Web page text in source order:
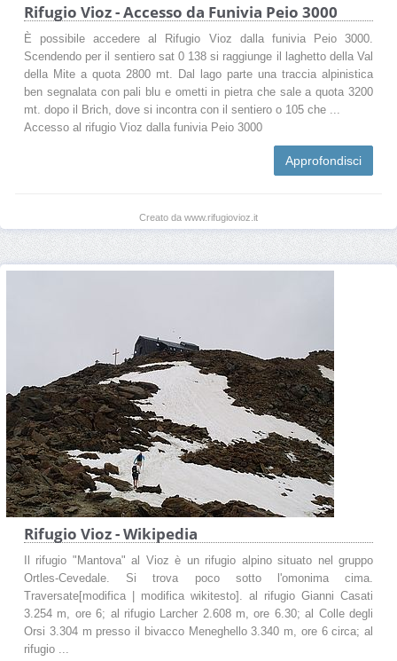
Rifugio Vioz - Accesso da Funivia Peio 3000
È possibile accedere al Rifugio Vioz dalla funivia Peio 3000.
Scendendo per il sentiero sat 0 138 si raggiunge il laghetto della Val
della Mite a quota 2800 mt. Dal lago parte una traccia alpinistica
ben segnalata con pali blu e ometti in pietra che sale a quota 3200
mt. dopo il Brich, dove si incontra con il sentiero o 105 che ...
Accesso al rifugio Vioz dalla funivia Peio 3000
Approfondisci
Creato da www.rifugiovioz.it
Rifugio Vioz - Wikipedia
Il rifugio "Mantova" al Vioz è un rifugio alpino situato nel gruppo
Ortles-Cevedale. Si trova poco sotto l'omonima cima.
Traversate[modifica | modifica wikitesto]. al rifugio Gianni Casati
3.254 m, ore 6; al rifugio Larcher 2.608 m, ore 6.30; al Colle degli
Orsi 3.304 m presso il bivacco Meneghello 3.340 m, ore 6 circa; al
rifugio ...